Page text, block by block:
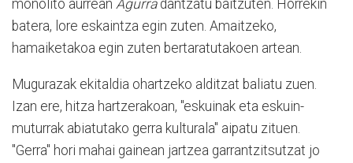
monolito aurrean Agurradantzatu baitzuten. Horrekin
batera, lore eskaintza egin zuten. Amaitzeko,
hamaiketakoa egin zuten bertaratutakoen artean.
Mugurazak ekitaldia ohartzeko alditzat baliatu zuen.
Izan ere, hitza hartzerakoan, "eskuinak eta eskuin-
muturrak abiatutako gerra kulturala" aipatu zituen.
"Gerra" hori mahai gainean jartzea garrantzitsutzat jo